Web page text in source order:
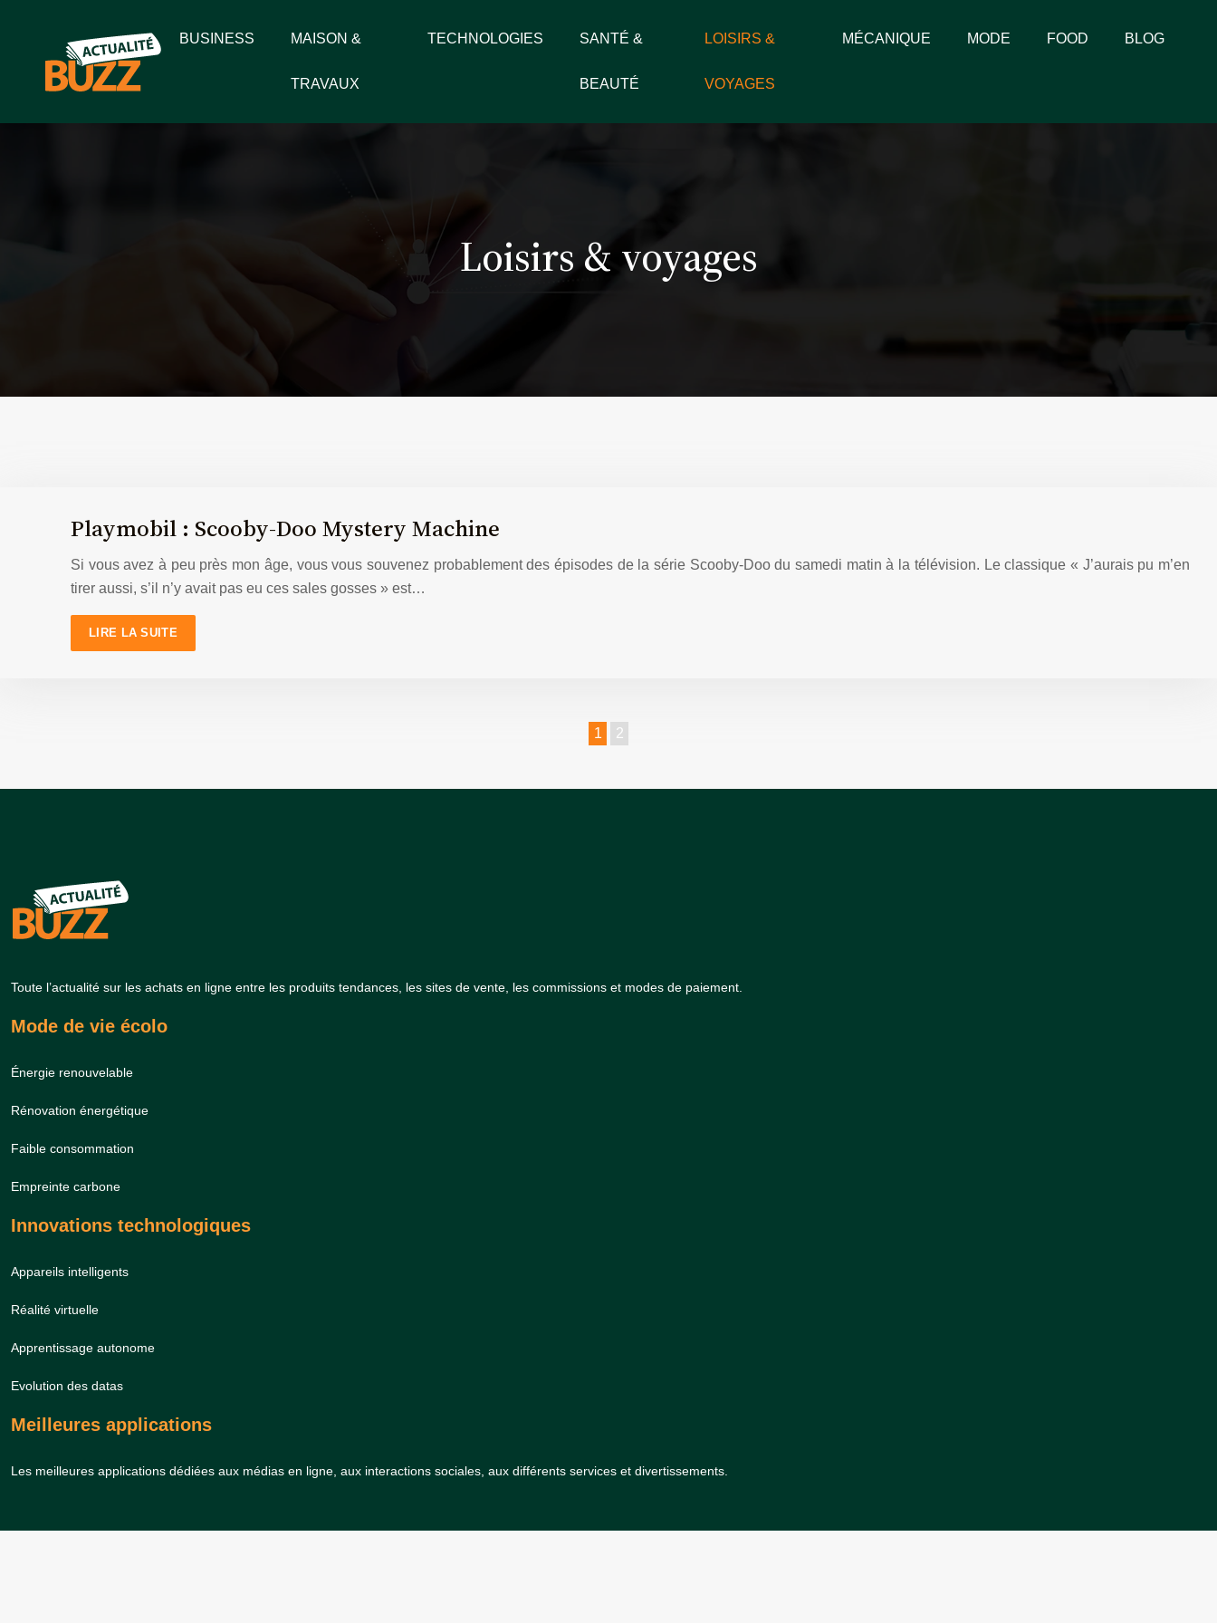
BUSINESS MAISON &
TRAVAUX
TECHNOLOGIES SANTÉ &
BEAUTÉ
LOISIRS &
VOYAGES
MÉCANIQUE MODE FOOD BLOG
Loisirs & voyages
Playmobil : Scooby-Doo Mystery Machine
Si vous avez à peu près mon âge, vous vous souvenez probablement des épisodes de la série Scooby-Doo du samedi matin à la télévision. Le classique « J’aurais pu m’en
tirer aussi, s’il n’y avait pas eu ces sales gosses » est…
LIRE LA SUITE
1 2
Toute l’actualité sur les achats en ligne entre les produits tendances, les sites de vente, les commissions et modes de paiement.
Mode de vie écolo
Énergie renouvelable
Rénovation énergétique
Faible consommation
Empreinte carbone
Innovations technologiques
Appareils intelligents
Réalité virtuelle
Apprentissage autonome
Evolution des datas
Meilleures applications
Les meilleures applications dédiées aux médias en ligne, aux interactions sociales, aux différents services et divertissements.